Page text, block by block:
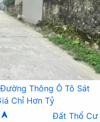
Thông Ô Tô Sát
Chỉ Hơn Tỷ
Đất Thổ Cư